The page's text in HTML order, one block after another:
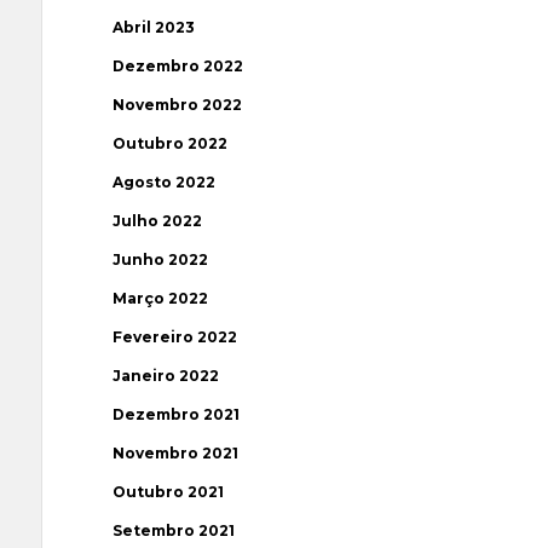
Abril 2023
Dezembro 2022
Novembro 2022
Outubro 2022
Agosto 2022
Julho 2022
Junho 2022
Março 2022
Fevereiro 2022
Janeiro 2022
Dezembro 2021
Novembro 2021
Outubro 2021
Setembro 2021